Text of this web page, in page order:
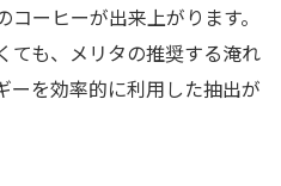
ーヒーが出来上がります。
ても、メリタの推奨する淹れ
ーを効率的に利用した抽出が